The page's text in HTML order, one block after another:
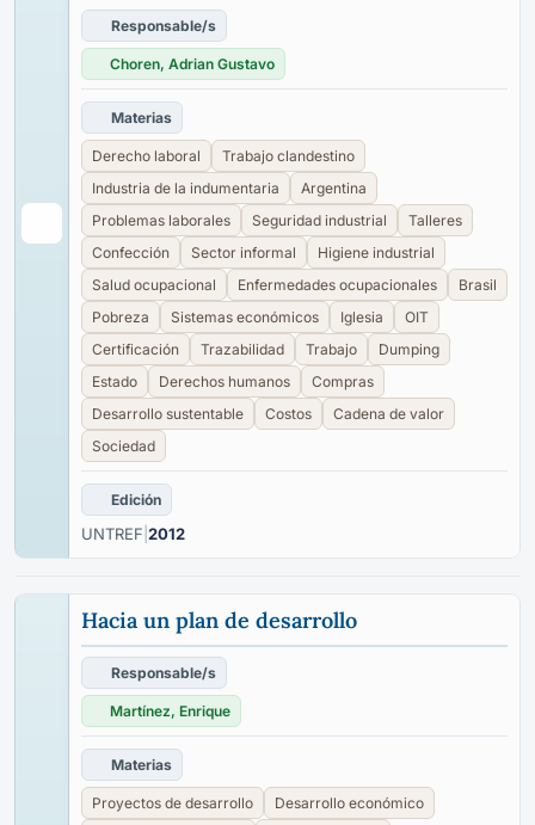
Responsable/s
Choren, Adrian Gustavo
Materias
Derecho laboral
Trabajo clandestino
Industria de la indumentaria
Argentina
Problemas laborales
Seguridad industrial
Talleres
Confección
Sector informal
Higiene industrial
Salud ocupacional
Enfermedades ocupacionales
Brasil
Pobreza
Sistemas económicos Iglesia
OIT
Certificación
Trazabilidad Trabajo
Dumping
Estado
Derechos humanos
Compras
Desarrollo sustentable
Costos
Cadena de valor
Sociedad
Edición
UNTREF 2012
Hacia un plan de desarrollo
Responsable/s
Martínez, Enrique
Materias
Proyectos de desarrollo
Desarrollo económico